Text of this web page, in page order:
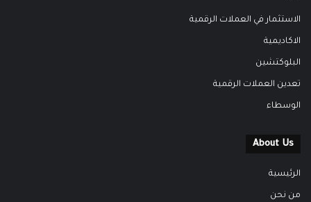
الاستثمار في العملات الرقمية
الاكاديمية
البلوكتشين
تعدين العملات الرقمية
الوسطاء
About Us
الرئيسية
من نحن